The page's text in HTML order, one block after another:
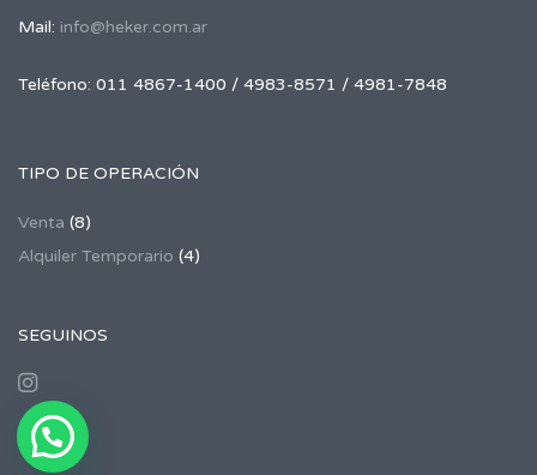
Mail: info@heker.com.ar
Teléfono: 011 4867-1400 / 4983-8571 / 4981-7848
TIPO DE OPERACIÓN
Venta (8)
Alquiler Temporario (4)
SEGUINOS